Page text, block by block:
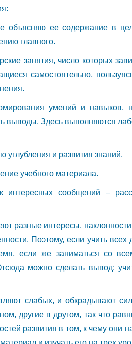
объясняю ее содержание в
главного.
занятия, число которых
самостоятельно,
умений и навыков,
выводы. Здесь выполняются
углубления и развития знаний.
учебного материала.
сообщений –
разные интересы,
Поэтому, если учить
если же заниматься со
можно сделать вывод:
слабых, и обкрадывают
другие в другом, так что
развития в том, к чему они